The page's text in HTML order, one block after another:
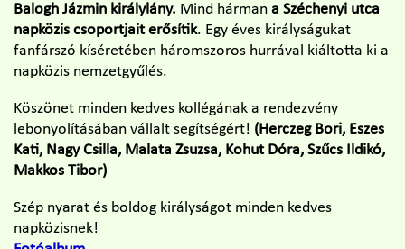
Balogh Jázmin királylány. Mind hárman a Széchenyi utca
napközis csoportjait erősítik. Egy éves királyságukat
fanfárszó kíséretében háromszoros hurrával kiáltotta ki a
napközis nemzetgyűlés.
Köszönet minden kedves kollégának a rendezvény
lebonyolításában vállalt segítségért! (Herczeg Bori, Eszes
Kati, Nagy Csilla, Malata Zsuzsa, Kohut Dóra, Szűcs Ildikó,
Makkos Tibor)
Szép nyarat és boldog királyságot minden kedves
napközisnek!